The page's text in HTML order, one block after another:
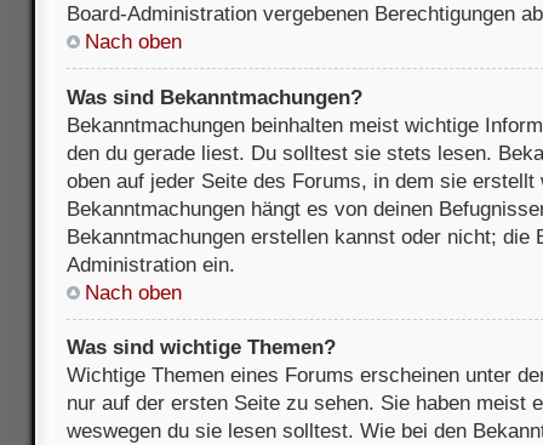
Board-Administration vergebenen Berechtigungen
Nach oben
Was sind Bekanntmachungen?
Bekanntmachungen beinhalten meist wichtige
den du gerade liest. Du solltest sie stets lesen.
oben auf jeder Seite des Forums, in dem sie erstellt
Bekanntmachungen hängt es von deinen
Bekanntmachungen erstellen kannst oder nicht; die
Administration ein.
Nach oben
Was sind wichtige Themen?
Wichtige Themen eines Forums erscheinen unter
nur auf der ersten Seite zu sehen. Sie haben meist
weswegen du sie lesen solltest. Wie bei den